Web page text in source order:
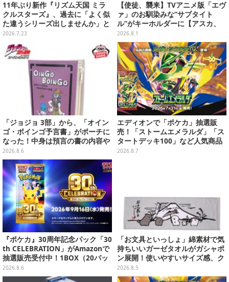
11年ぶり新作『リズム天国 ミラ
クルスターズ』、過去に「よく似
た違うシリーズ出しませんか」と
の話もあった。つんく♂noteで心
境語り任天堂前社長の岩田聡につ
いても言及
2026.7.23
【使徒、襲来】TVアニメ版「エヴ
ァ」のお馴染みな“サブタイト
ル”がキーホルダーに【アスカ、
来日】
2026.8.1
「ジョジョ 3部」から、「オイン
ゴ・ボインゴ予言書」がポーチに
なった！中身は預言の書の内容や
アニメ総柄デザインをプリント
2026.8.6
エディオンで「ポケカ」抽選販
売！「ストームエメラルダ」「ス
タートデッキ100」など人気商品
が対象
2026.8.7
『ポケカ』30周年記念パック「30
th CELEBRATION」がAmazonで
抽選販売受付中！1BOX（20パッ
ク入り）
2026.8.6
「お文具といっしょ」綿素材で気
持ちいいガーゼタオルがガシャポ
ン展開！使いやすいサイズ感、ク
ールな和柄や可愛らしいお寿司な
ど全4種
2026.8.5